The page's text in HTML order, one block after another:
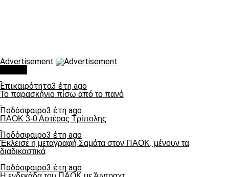
Advertisement
Επικαιρότητα3 έτη ago
Το παρασκήνιο πίσω από το πανό
Ποδόσφαιρο3 έτη ago
ΠΑΟΚ 3-0 Αστέρας Τρίπολης
Ποδόσφαιρο3 έτη ago
Έκλεισε η μεταγραφή Σαμάτα στον ΠΑΟΚ, μένουν τα
διαδικαστικά
Ποδόσφαιρο3 έτη ago